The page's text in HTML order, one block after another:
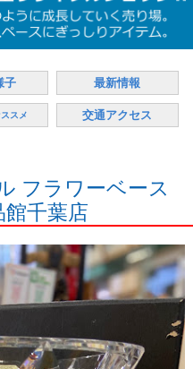
子 最新情報
スメ 交通アクセス
フラワーベース
千葉店